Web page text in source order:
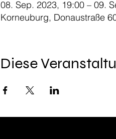
08. Sep. 2023, 19:00 – 09.
Korneuburg, Donaustraße
Diese